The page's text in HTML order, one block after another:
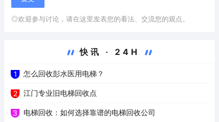
◎欢迎参与讨论，请在这里发表您的看法、交流您的观点。
快讯 · 24H
1 怎么回收彭水医用电梯？
2 江门专业旧电梯回收点
3 电梯回收：如何选择靠谱的电梯回收公司